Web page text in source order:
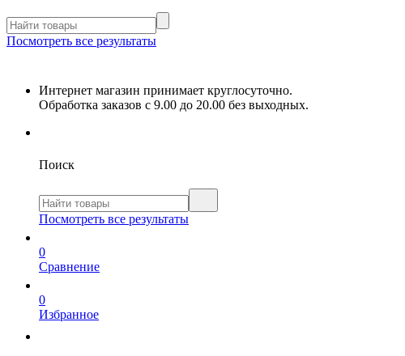
Посмотреть все результаты
Интернет магазин принимает круглосуточно.
Обработка заказов с 9.00 до 20.00 без выходных.
Поиск
Посмотреть все результаты
0
Сравнение
0
Избранное